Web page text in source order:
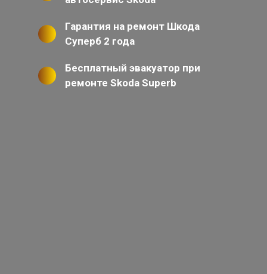
Гарантия на ремонт Шкода
Суперб 2 года
Бесплатный эвакуатор при
ремонте Skoda Superb